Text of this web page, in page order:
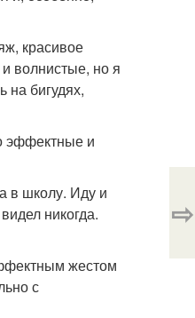
красивое
волнистые, но я
бигудях,
эффектные и
в школу. Иду и
никогда.
жестом
с
⇨